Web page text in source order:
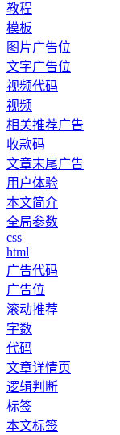
教程
模板
图片广告位
文字广告位
视频代码
视频
相关推荐广告
收款码
文章末尾广告
用户体验
本文简介
全局参数
css
html
广告代码
广告位
滚动推荐
字数
代码
文章详情页
逻辑判断
标签
本文标签